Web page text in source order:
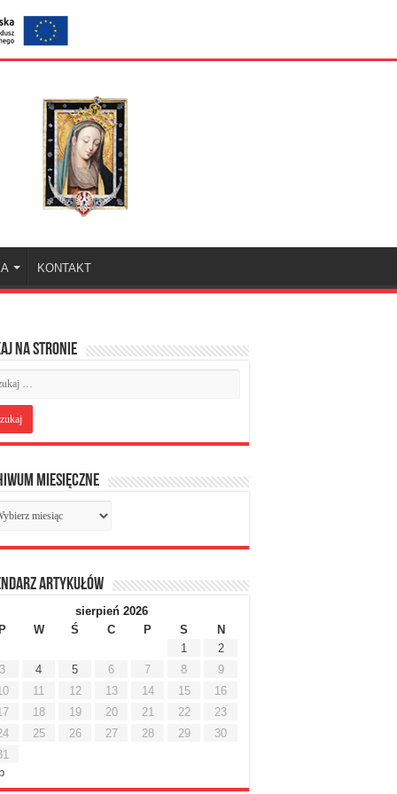
KONTAKT
na stronie
miesięczne
artykułów
sierpień 2026
P
W Ś C P S
N
1
2
3
4 5 6 7 8
9
11 12 13 14 15
16
18 19 20 21 22
23
25 26 27 28 29
30